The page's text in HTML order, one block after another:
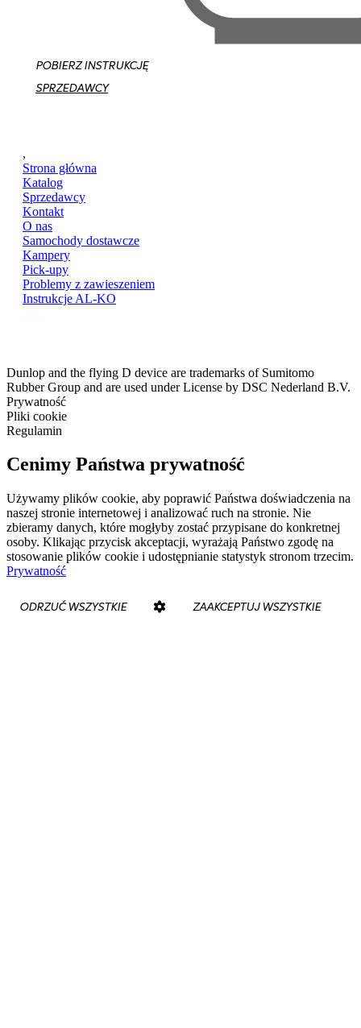
POBIERZ INSTRUKCJĘ
SPRZEDAWCY
,
Strona główna
Katalog
Sprzedawcy
Kontakt
O nas
Samochody dostawcze
Kampery
Pick-upy
Problemy z zawieszeniem
Instrukcje AL-KO
Dunlop and the flying D device are trademarks of Sumitomo
Rubber Group and are used under License by DSC Nederland B.V.
Prywatność
Pliki cookie
Regulamin
Cenimy Państwa prywatność
Używamy plików cookie, aby poprawić Państwa doświadczenia na
naszej stronie internetowej i analizować ruch na stronie. Nie
zbieramy danych, które mogłyby zostać przypisane do konkretnej
osoby. Klikając przycisk akceptacji, wyrażają Państwo zgodę na
stosowanie plików cookie i udostępnianie statystyk stronom trzecim.
Prywatność
ODRZUĆ WSZYSTKIE ZAAKCEPTUJ WSZYSTKIE